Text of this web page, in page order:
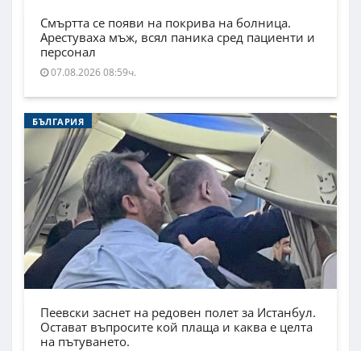
Смъртта се появи на покрива на болница.
Арестуваха мъж, всял паника сред пациенти и
персонал
07.08.2026 08:59ч.
БЪЛГАРИЯ
Пеевски заснет на редовен полет за Истанбул.
Остават въпросите кой плаща и каква е целта
на пътуването.